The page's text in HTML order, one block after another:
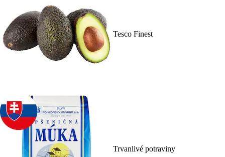
Tesco Finest
Trvanlivé potraviny